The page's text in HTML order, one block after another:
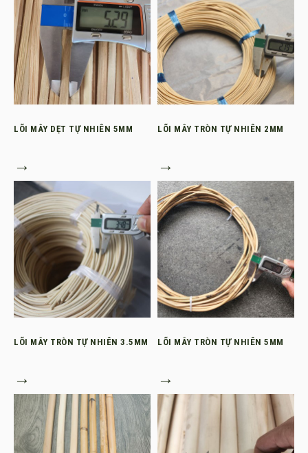
LÕI MÂY DẸT TỰ NHIÊN 5MM
→
LÕI MÂY TRÒN TỰ NHIÊN 2MM
→
LÕI MÂY TRÒN TỰ NHIÊN 3.5MM
→
LÕI MÂY TRÒN TỰ NHIÊN 5MM
→